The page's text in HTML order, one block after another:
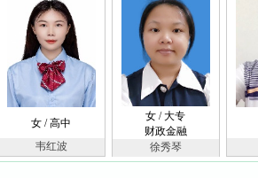
女 / 高中
韦红波
女 / 大专
财政金融
徐秀琴